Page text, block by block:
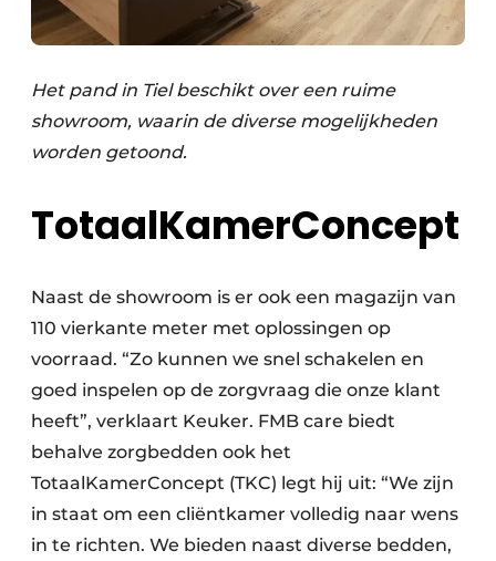
Het pand in Tiel beschikt over een ruime
showroom, waarin de diverse mogelijkheden
worden getoond.
TotaalKamerConcept
Naast de showroom is er ook een magazijn van
110 vierkante meter met oplossingen op
voorraad. “Zo kunnen we snel schakelen en
goed inspelen op de zorgvraag die onze klant
heeft”, verklaart Keuker. FMB care biedt
behalve zorgbedden ook het
TotaalKamerConcept (TKC) legt hij uit: “We zijn
in staat om een cliëntkamer volledig naar wens
in te richten. We bieden naast diverse bedden,